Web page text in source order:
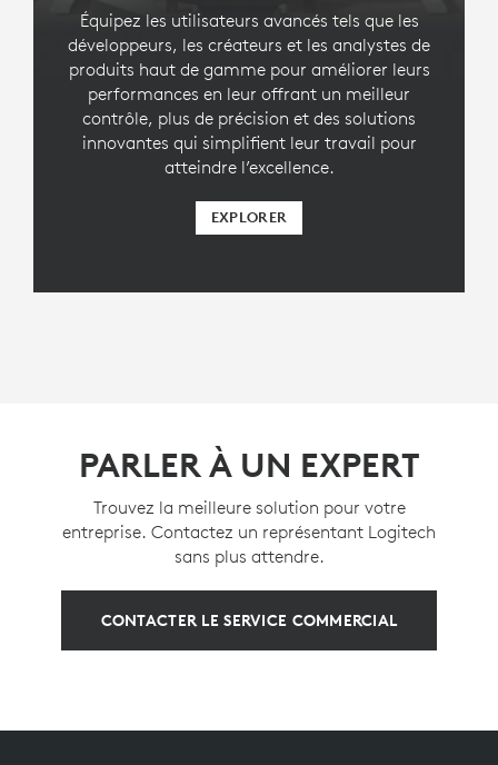
Équipez les utilisateurs avancés tels que les
développeurs, les créateurs et les analystes de
produits haut de gamme pour améliorer leurs
performances en leur offrant un meilleur
contrôle, plus de précision et des solutions
innovantes qui simplifient leur travail pour
atteindre l’excellence.
EXPLORER
PARLER À UN EXPERT
Trouvez la meilleure solution pour votre
entreprise. Contactez un représentant Logitech
sans plus attendre.
CONTACTER LE SERVICE COMMERCIAL